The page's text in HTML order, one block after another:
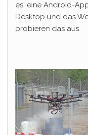
es, eine Android-
Desktop und das
probieren das aus.